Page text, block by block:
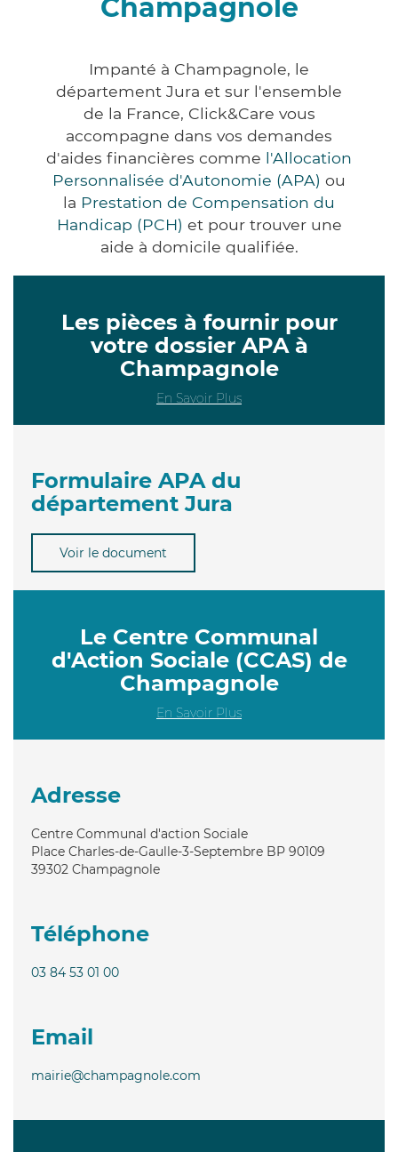
Champagnole
Impanté à Champagnole, le
département Jura et sur l'ensemble
de la France, Click&Care vous
accompagne dans vos demandes
d'aides financières comme l'Allocation
Personnalisée d'Autonomie (APA) ou
la Prestation de Compensation du
Handicap (PCH) et pour trouver une
aide à domicile qualifiée.
Les pièces à fournir pour
votre dossier APA à
Champagnole
En Savoir Plus
Formulaire APA du
département Jura
Voir le document
Le Centre Communal
d'Action Sociale (CCAS) de
Champagnole
En Savoir Plus
Adresse
Centre Communal d'action Sociale
Place Charles-de-Gaulle-3-Septembre BP 90109
39302 Champagnole
Téléphone
03 84 53 01 00
Email
mairie@champagnole.com